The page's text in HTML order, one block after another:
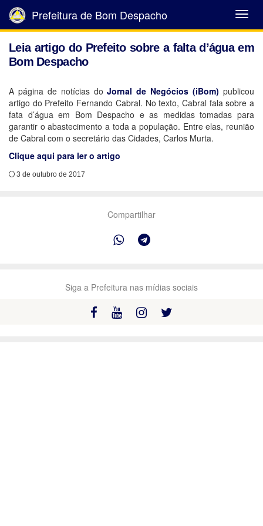
Abrir
Menu
Prefeitura de Bom Despacho
Leia artigo do Prefeito sobre a falta d’água em
Bom Despacho
A página de notícias doJornal de Negócios (iBom) publicou
artigo do Prefeito Fernando Cabral. No texto, Cabral fala sobre a
fata d’água em Bom Despacho e as medidas tomadas para
garantir o abastecimento a toda a população. Entre elas, reunião
de Cabral com o secretário das Cidades, Carlos Murta.
Clique aqui para ler o artigo
3 de outubro de 2017
Compartilhar
Siga a Prefeitura nas mídias sociais